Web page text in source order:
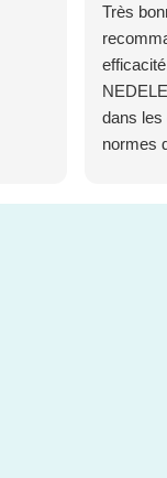
Très
dans les
normes